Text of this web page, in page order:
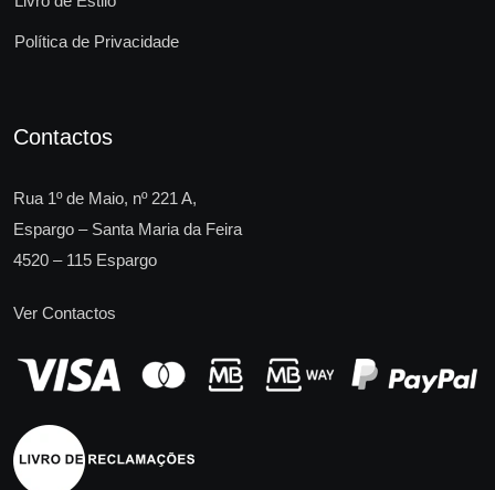
Política de Privacidade
Contactos
Rua 1º de Maio, nº 221 A,
Espargo – Santa Maria da Feira
4520 – 115 Espargo
Ver Contactos